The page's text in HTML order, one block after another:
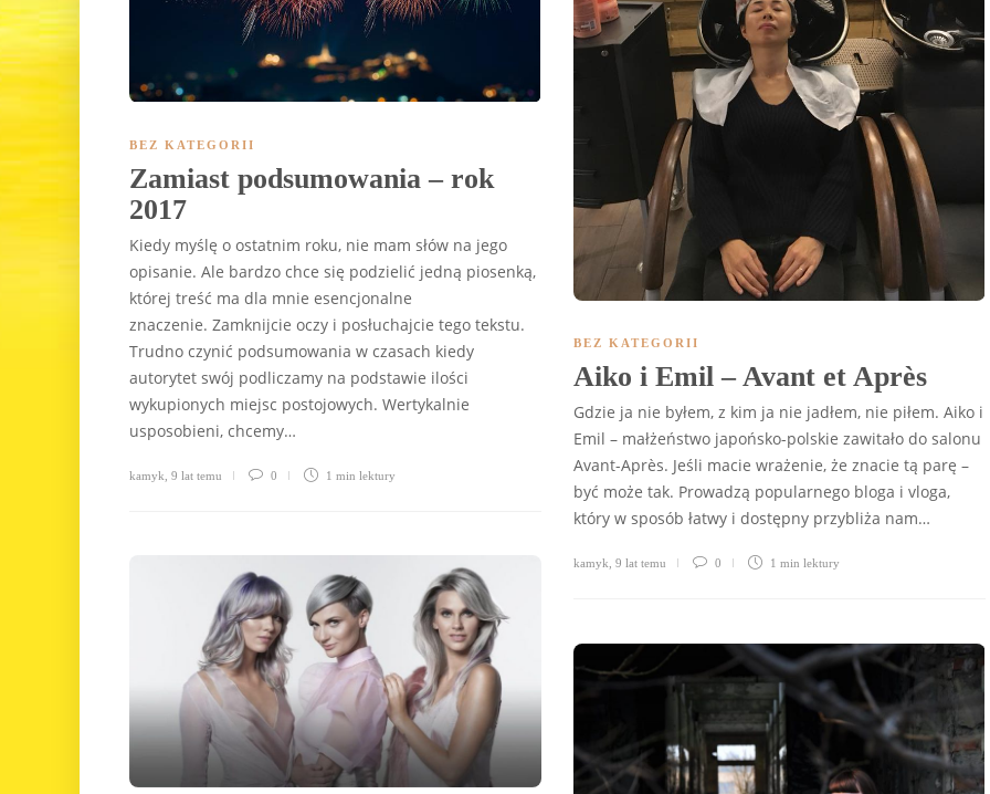
BEZ KATEGORII
Aiko i Emil – Avant et Après
Gdzie ja nie byłem, z kim ja nie jadłem, nie piłem. Aiko i
Emil – małżeństwo japońsko-polskie zawitało do salonu
Avant-Après. Jeśli macie wrażenie, że znacie tą parę –
być może tak. Prowadzą popularnego bloga i vloga,
który w sposób łatwy i dostępny przybliża nam…
kamyk 9 lat temu 0 1 min lektury
BEZ KATEGORII
Zamiast podsumowania – rok
2017
Kiedy myślę o ostatnim roku, nie mam słów na jego
opisanie. Ale bardzo chce się podzielić jedną piosenką,
której treść ma dla mnie esencjonalne
znaczenie. Zamknijcie oczy i posłuchajcie tego tekstu.
Trudno czynić podsumowania w czasach kiedy
autorytet swój podliczamy na podstawie ilości
wykupionych miejsc postojowych. Wertykalnie
usposobieni, chcemy…
kamyk 9 lat temu 0 1 min lektury